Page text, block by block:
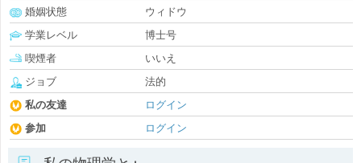
婚姻状態
ウィドウ
学業レベル
博士号
喫煙者
いいえ
ジョブ
法的
私の友達
ログイン
参加
ログイン